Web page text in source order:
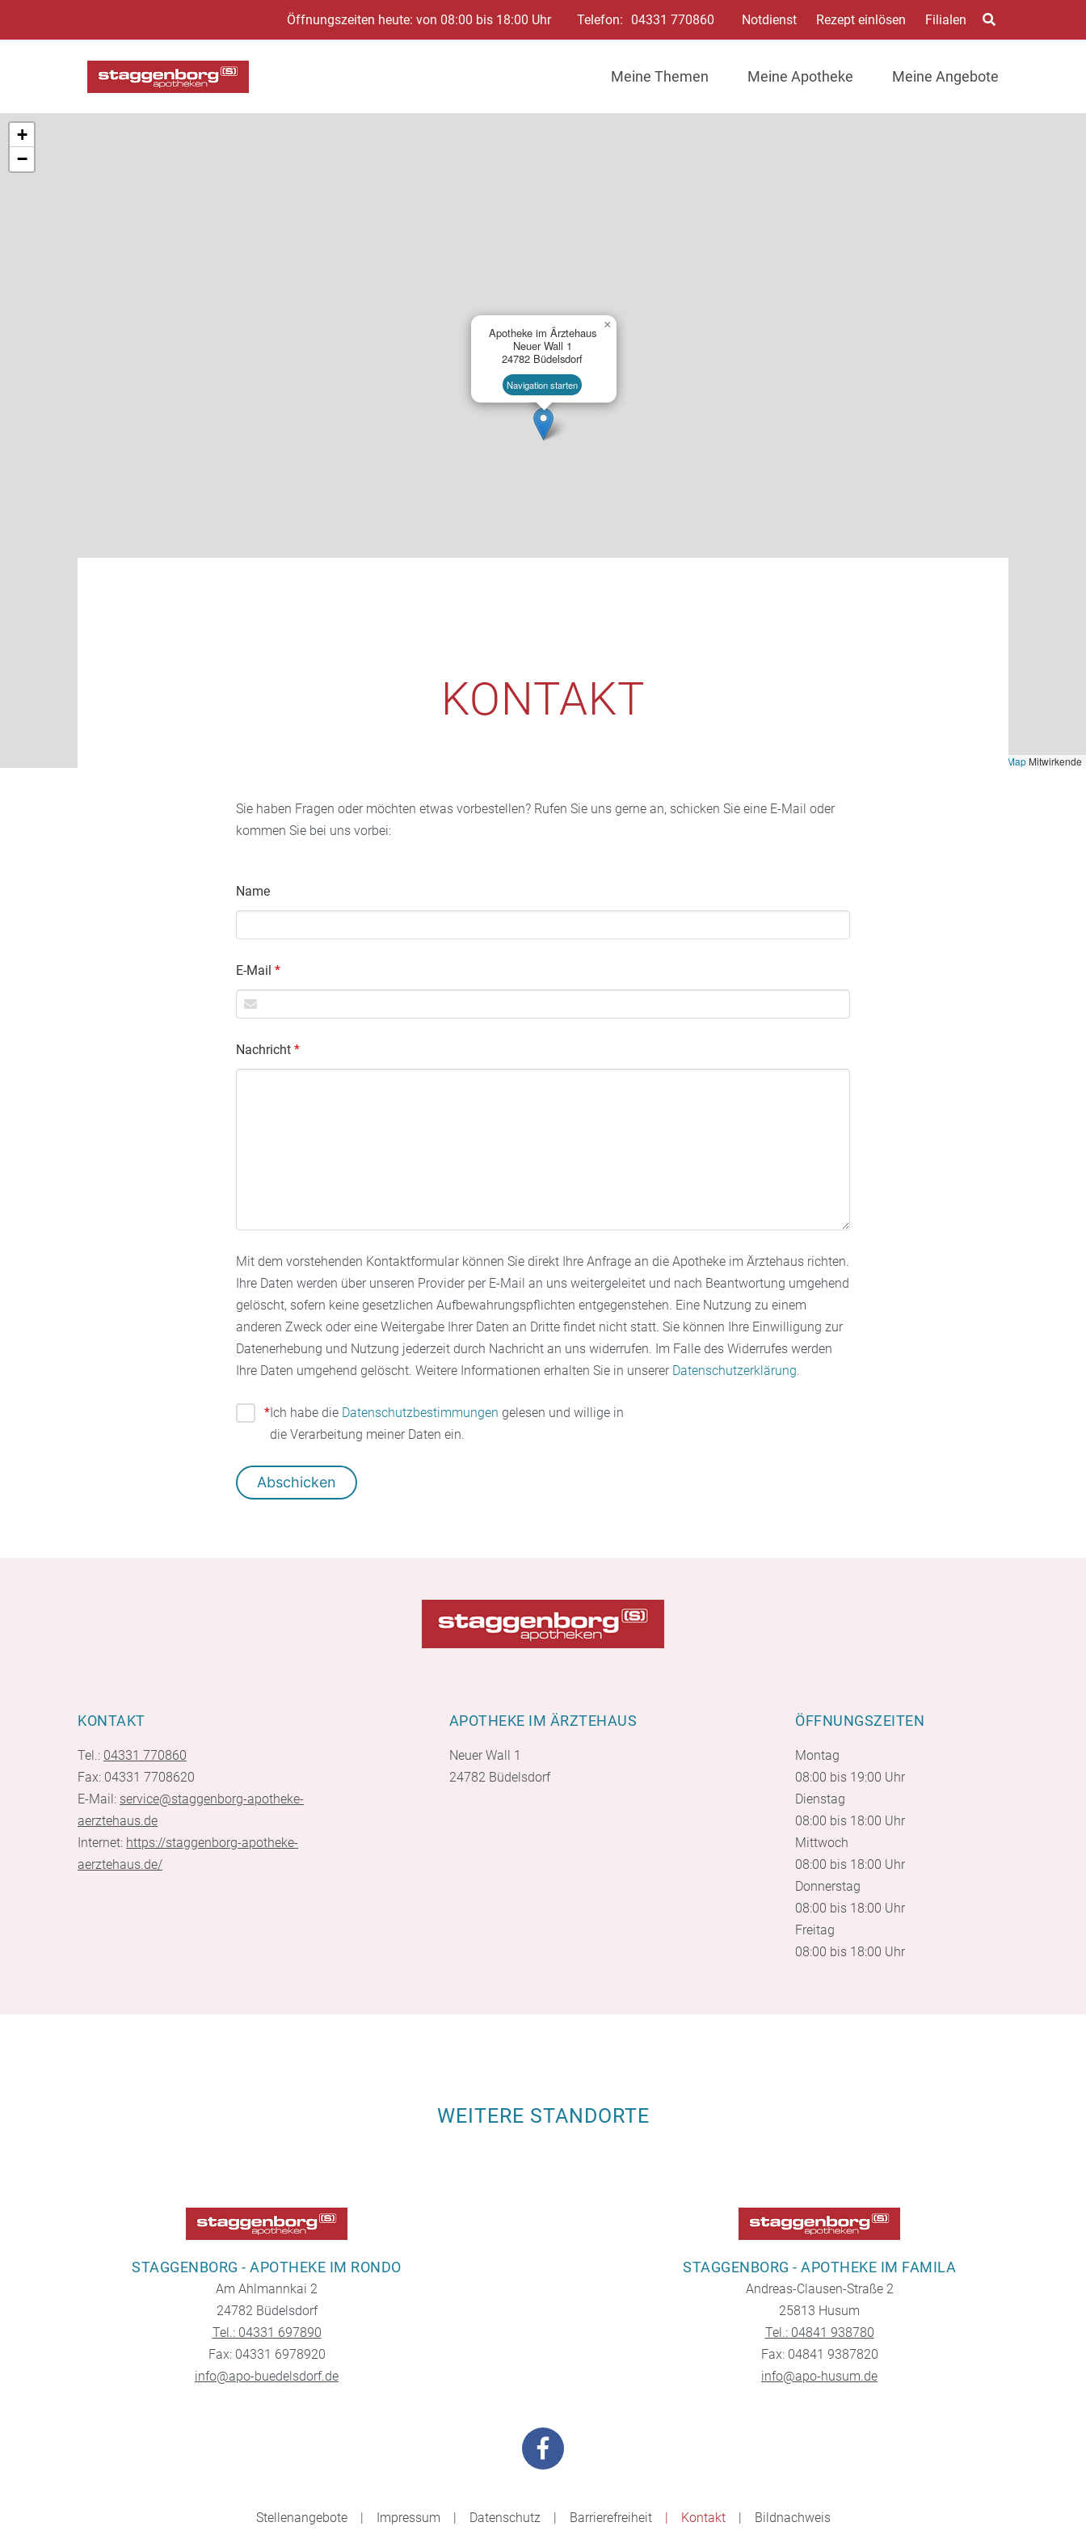
Öffnungszeiten heute: von 08:00 bis 18:00 Uhr Telefon: 04331 770860 Notdienst Rezept einlösen Filialen
Meine Themen Meine Apotheke Meine Angebote
Apotheke im Ärztehaus
Neuer Wall 1
24782 Büdelsdorf
Navigation starten
×
+
−
OpenStreetMap Mitwirkende
KONTAKT
Sie haben Fragen oder möchten etwas vorbestellen? Rufen Sie uns gerne an, schicken Sie eine E-Mail oder
kommen Sie bei uns vorbei:
Name
E-Mail *
Nachricht *
Mit dem vorstehenden Kontaktformular können Sie direkt Ihre Anfrage an die Apotheke im Ärztehaus richten.
Ihre Daten werden über unseren Provider per E-Mail an uns weitergeleitet und nach Beantwortung umgehend
gelöscht, sofern keine gesetzlichen Aufbewahrungspflichten entgegenstehen. Eine Nutzung zu einem
anderen Zweck oder eine Weitergabe Ihrer Daten an Dritte findet nicht statt. Sie können Ihre Einwilligung zur
Datenerhebung und Nutzung jederzeit durch Nachricht an uns widerrufen. Im Falle des Widerrufes werden
Ihre Daten umgehend gelöscht. Weitere Informationen erhalten Sie in unserer Datenschutzerklärung.
*Ich habe die Datenschutzbestimmungen gelesen und willige in
die Verarbeitung meiner Daten ein.
KONTAKT
Tel.: 04331 770860
Fax: 04331 7708620
E-Mail: service@staggenborg-apotheke-
aerztehaus.de
Internet: https://staggenborg-apotheke-
aerztehaus.de/
APOTHEKE IM ÄRZTEHAUS
Neuer Wall 1
24782 Büdelsdorf
ÖFFNUNGSZEITEN
Montag
08:00 bis 19:00 Uhr
Dienstag
08:00 bis 18:00 Uhr
Mittwoch
08:00 bis 18:00 Uhr
Donnerstag
08:00 bis 18:00 Uhr
Freitag
08:00 bis 18:00 Uhr
WEITERE STANDORTE
STAGGENBORG - APOTHEKE IM RONDO
Am Ahlmannkai 2
24782 Büdelsdorf
Tel.: 04331 697890
Fax: 04331 6978920
info@apo-buedelsdorf.de
STAGGENBORG - APOTHEKE IM FAMILA
Andreas-Clausen-Straße 2
25813 Husum
Tel.: 04841 938780
Fax: 04841 9387820
info@apo-husum.de
Stellenangebote Impressum Datenschutz Barrierefreiheit Kontakt Bildnachweis